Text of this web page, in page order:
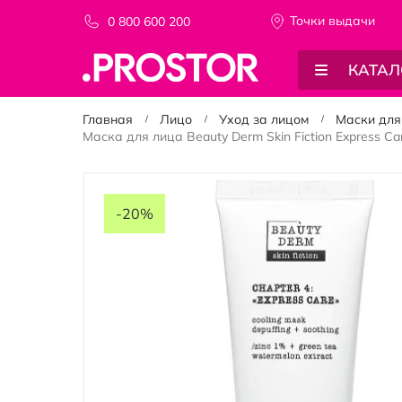
0 800 600 200 Точки выдачи
Главная Лицо Уход за лицом
Маски
Маска для лица Beauty Derm Skin Fiction Express
перейти-20%